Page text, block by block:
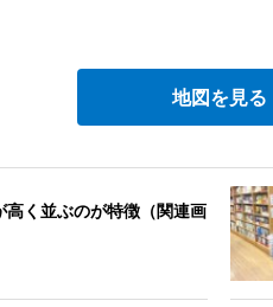
地図を見る
高く並ぶのが特徴（関連画